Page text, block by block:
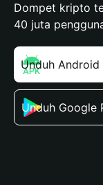
Dompet kripto
40 juta
Unduh Android
Unduh Google